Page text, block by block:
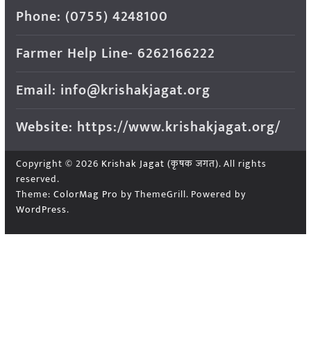
Phone: (0755) 4248100
Farmer Help Line- 6262166222
Email: info@krishakjagat.org
Website: https://www.krishakjagat.org/
Copyright © 2026 Krishak Jagat (कृषक जगत). All rights
reserved.
Theme: ColorMag Pro by ThemeGrill. Powered by
WordPress.